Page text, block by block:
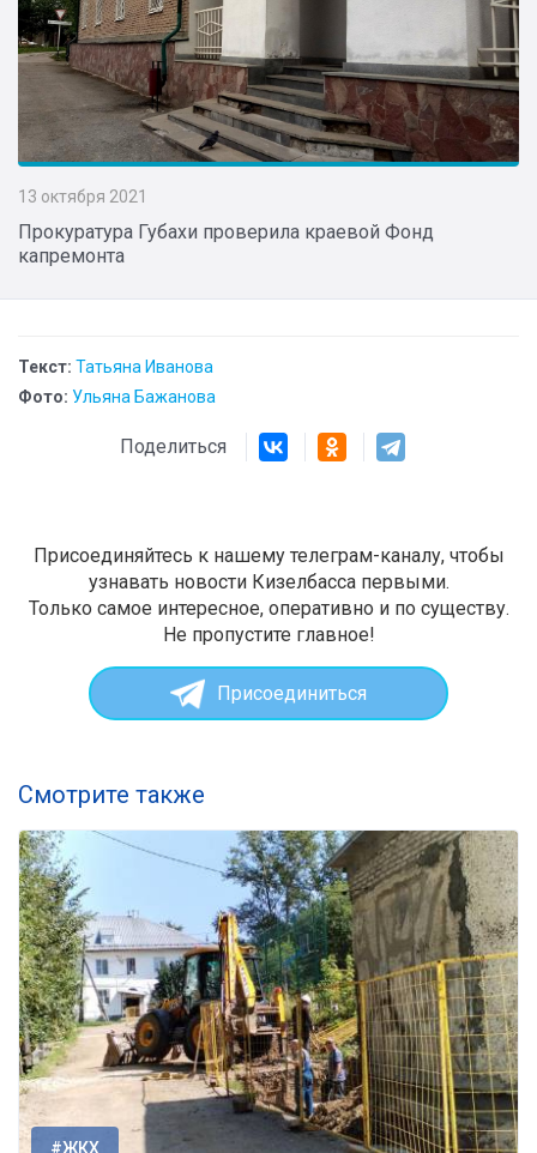
13 октября 2021
Прокуратура Губахи проверила краевой Фонд
капремонта
Текст: Татьяна Иванова
Фото: Ульяна Бажанова
Поделиться
Присоединяйтесь к нашему телеграм-каналу, чтобы
узнавать новости Кизелбасса первыми.
Только самое интересное, оперативно и по существу.
Не пропустите главное!
Присоединиться
Смотрите также
#ЖКХ